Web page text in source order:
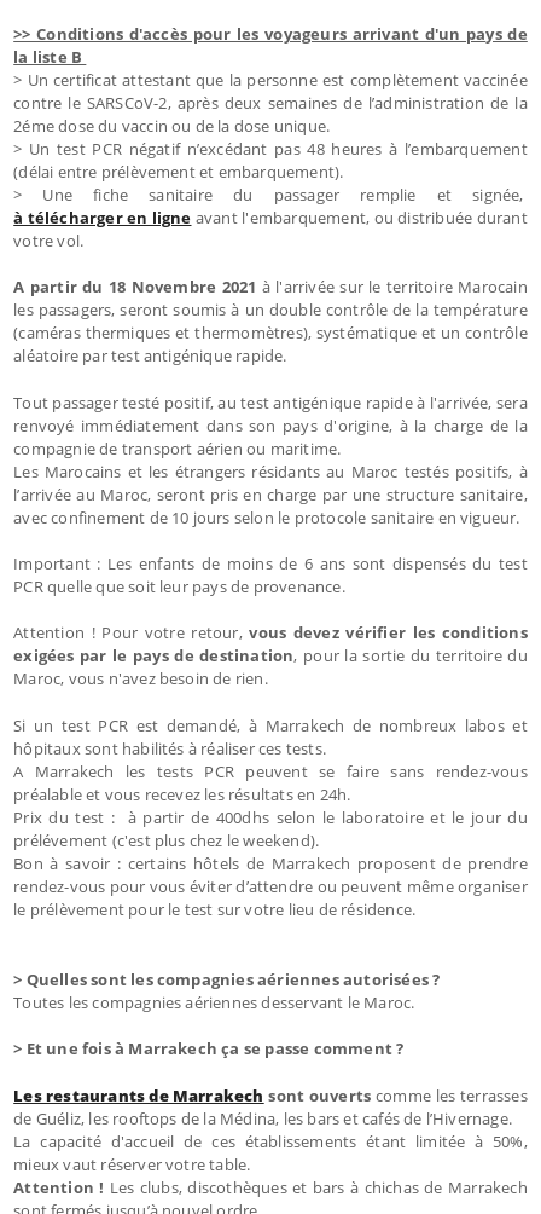
>> Conditions d'accès pour les voyageurs arrivant d'un pays de
la liste B
> Un certificat attestant que la personne est complètement vaccinée
contre le SARSCoV-2, après deux semaines de l’administration de la
2éme dose du vaccin ou de la dose unique.
> Un test PCR négatif n’excédant pas 48 heures à l’embarquement
(délai entre prélèvement et embarquement).
> Une fiche sanitaire du passager remplie et signée,
à télécharger en ligne avant l'embarquement, ou distribuée durant
votre vol.
A partir du 18 Novembre 2021 à l'arrivée sur le territoire Marocain
les passagers, seront soumis à un double contrôle de la température
(caméras thermiques et thermomètres), systématique et un contrôle
aléatoire par test antigénique rapide.
Tout passager testé positif, au test antigénique rapide à l'arrivée, sera
renvoyé immédiatement dans son pays d'origine, à la charge de la
compagnie de transport aérien ou maritime.
Les Marocains et les étrangers résidants au Maroc testés positifs, à
l’arrivée au Maroc, seront pris en charge par une structure sanitaire,
avec confinement de 10 jours selon le protocole sanitaire en vigueur.
Important : Les enfants de moins de 6 ans sont dispensés du test
PCR quelle que soit leur pays de provenance.
Attention ! Pour votre retour,vous devez vérifier les conditions
exigées par le pays de destination, pour la sortie du territoire du
Maroc, vous n'avez besoin de rien.
Si un test PCR est demandé, à Marrakech de nombreux labos et
hôpitaux sont habilités à réaliser ces tests.
A Marrakech les tests PCR peuvent se faire sans rendez-vous
préalable et vous recevez les résultats en 24h.
Prix du test : à partir de 400dhs selon le laboratoire et le jour du
prélévement (c'est plus chez le weekend).
Bon à savoir : certains hôtels de Marrakech proposent de prendre
rendez-vous pour vous éviter d’attendre ou peuvent même organiser
le prélèvement pour le test sur votre lieu de résidence.
> Quelles sont les compagnies aériennes autorisées ?
Toutes les compagnies aériennes desservant le Maroc.
> Et une fois à Marrakech ça se passe comment ?
Les restaurants de Marrakech sont ouverts comme les terrasses
de Guéliz, les rooftops de la Médina, les bars et cafés de l’Hivernage.
La capacité d'accueil de ces établissements étant limitée à 50%,
mieux vaut réserver votre table.
Attention ! Les clubs, discothèques et bars à chichas de Marrakech